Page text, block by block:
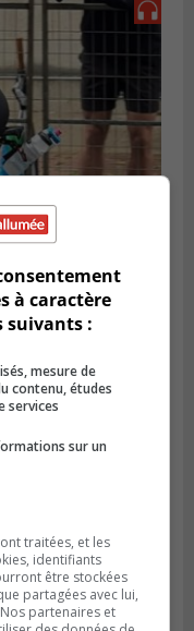
: le
Fontaine
à caractère
suivants :
mesure de
contenu, études
services
sur un
traitées, et les
identifiants
être stockées
partagées avec lui,
partenaires et